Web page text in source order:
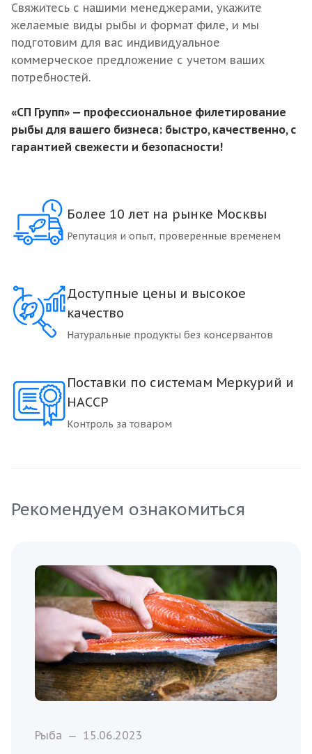
Свяжитесь с нашими менеджерами, укажите
желаемые виды рыбы и формат филе, и мы
подготовим для вас индивидуальное
коммерческое предложение с учетом ваших
потребностей.
«СП Групп» — профессиональное филетирование
рыбы для вашего бизнеса: быстро, качественно, с
гарантией свежести и безопасности!
Более 10 лет на рынке Москвы
Репутация и опыт, проверенные временем
Доступные цены и высокое
качество
Натуральные продукты без консервантов
Поставки по системам Меркурий и
HACCP
Контроль за товаром
Рекомендуем ознакомиться
Рыба — 15.06.2023